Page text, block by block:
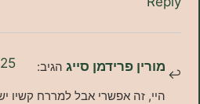
פרידמן סייג הגיב: 16/11/2025 בשעה 09:26
זה אפשרי אבל למררח קשיו יש בדרך